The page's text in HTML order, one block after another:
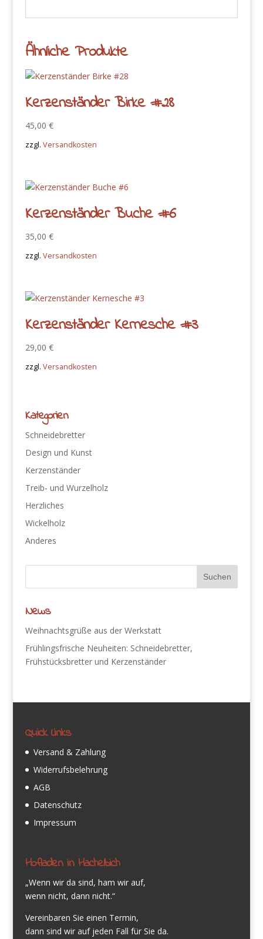
Ähnliche Produkte
Kerzenständer Birke #28
45,00 €
zzgl. Versandkosten
Kerzenständer Buche #6
35,00 €
zzgl. Versandkosten
Kerzenständer Kernesche #3
29,00 €
zzgl. Versandkosten
Kategorien
Schneidebretter
Design und Kunst
Kerzenständer
Treib- und Wurzelholz
Herzliches
Wickelholz
Anderes
News
Weihnachtsgrüße aus der Werkstatt
Frühlingsfrische Neuheiten: Schneidebretter,
Frühstücksbretter und Kerzenständer
Quick Links
Versand & Zahlung
Widerrufsbelehrung
AGB
Datenschutz
Impressum
Hofladen in Hachelbich
„Wenn wir da sind, ham wir auf,
wenn nicht, dann nicht.“
Vereinbaren Sie einen Termin,
dann sind wir auf jeden Fall für Sie da.